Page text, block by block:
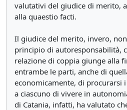
valutativi del giudice di merito,
alla quaestio facti.
Il giudice del merito, invero,
principio di autoresponsabilità,
relazione di coppia giunge alla
entrambe le parti, anche di
economicamente, di procurarsi
a ciascuno di vivere in
di Catania, infatti, ha valutato